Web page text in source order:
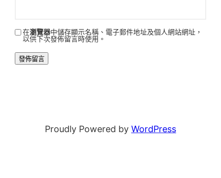
在瀏覽器中儲存顯示名稱、電子郵件地址及個人網站網址，
以供下次發佈留言時使用。
Proudly Powered by WordPress